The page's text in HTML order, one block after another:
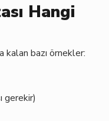
Hangi
kalan bazı örnekler:
gerekir)